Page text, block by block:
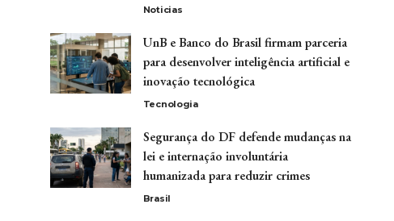
Noticias
UnB e Banco do Brasil firmam parceria
para desenvolver inteligência artificial e
inovação tecnológica
Tecnologia
Segurança do DF defende mudanças na
lei e internação involuntária
humanizada para reduzir crimes
Brasil